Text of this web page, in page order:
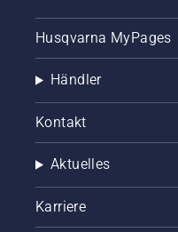
Husqvarna MyPages
Händler
Kontakt
Aktuelles
Karriere